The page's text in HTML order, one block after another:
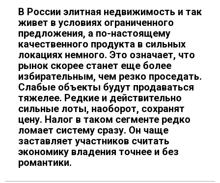
В России элитная недвижимость и так
живет в условиях ограниченного
предложения, а по-настоящему
качественного продукта в сильных
локациях немного. Это означает, что
рынок скорее станет еще более
избирательным, чем резко проседать.
Слабые объекты будут продаваться
тяжелее. Редкие и действительно
сильные лоты, наоборот, сохранят
цену. Налог в таком сегменте редко
ломает систему сразу. Он чаще
заставляет участников считать
экономику владения точнее и без
романтики.